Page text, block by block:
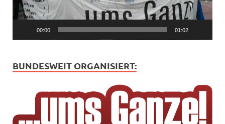
00:00 01:02
BUNDESWEIT ORGANISIERT: